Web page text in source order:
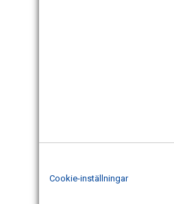
Cookie-inställningar